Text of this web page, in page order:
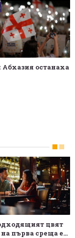
Абхазия останаха
цвят
първа среща е...